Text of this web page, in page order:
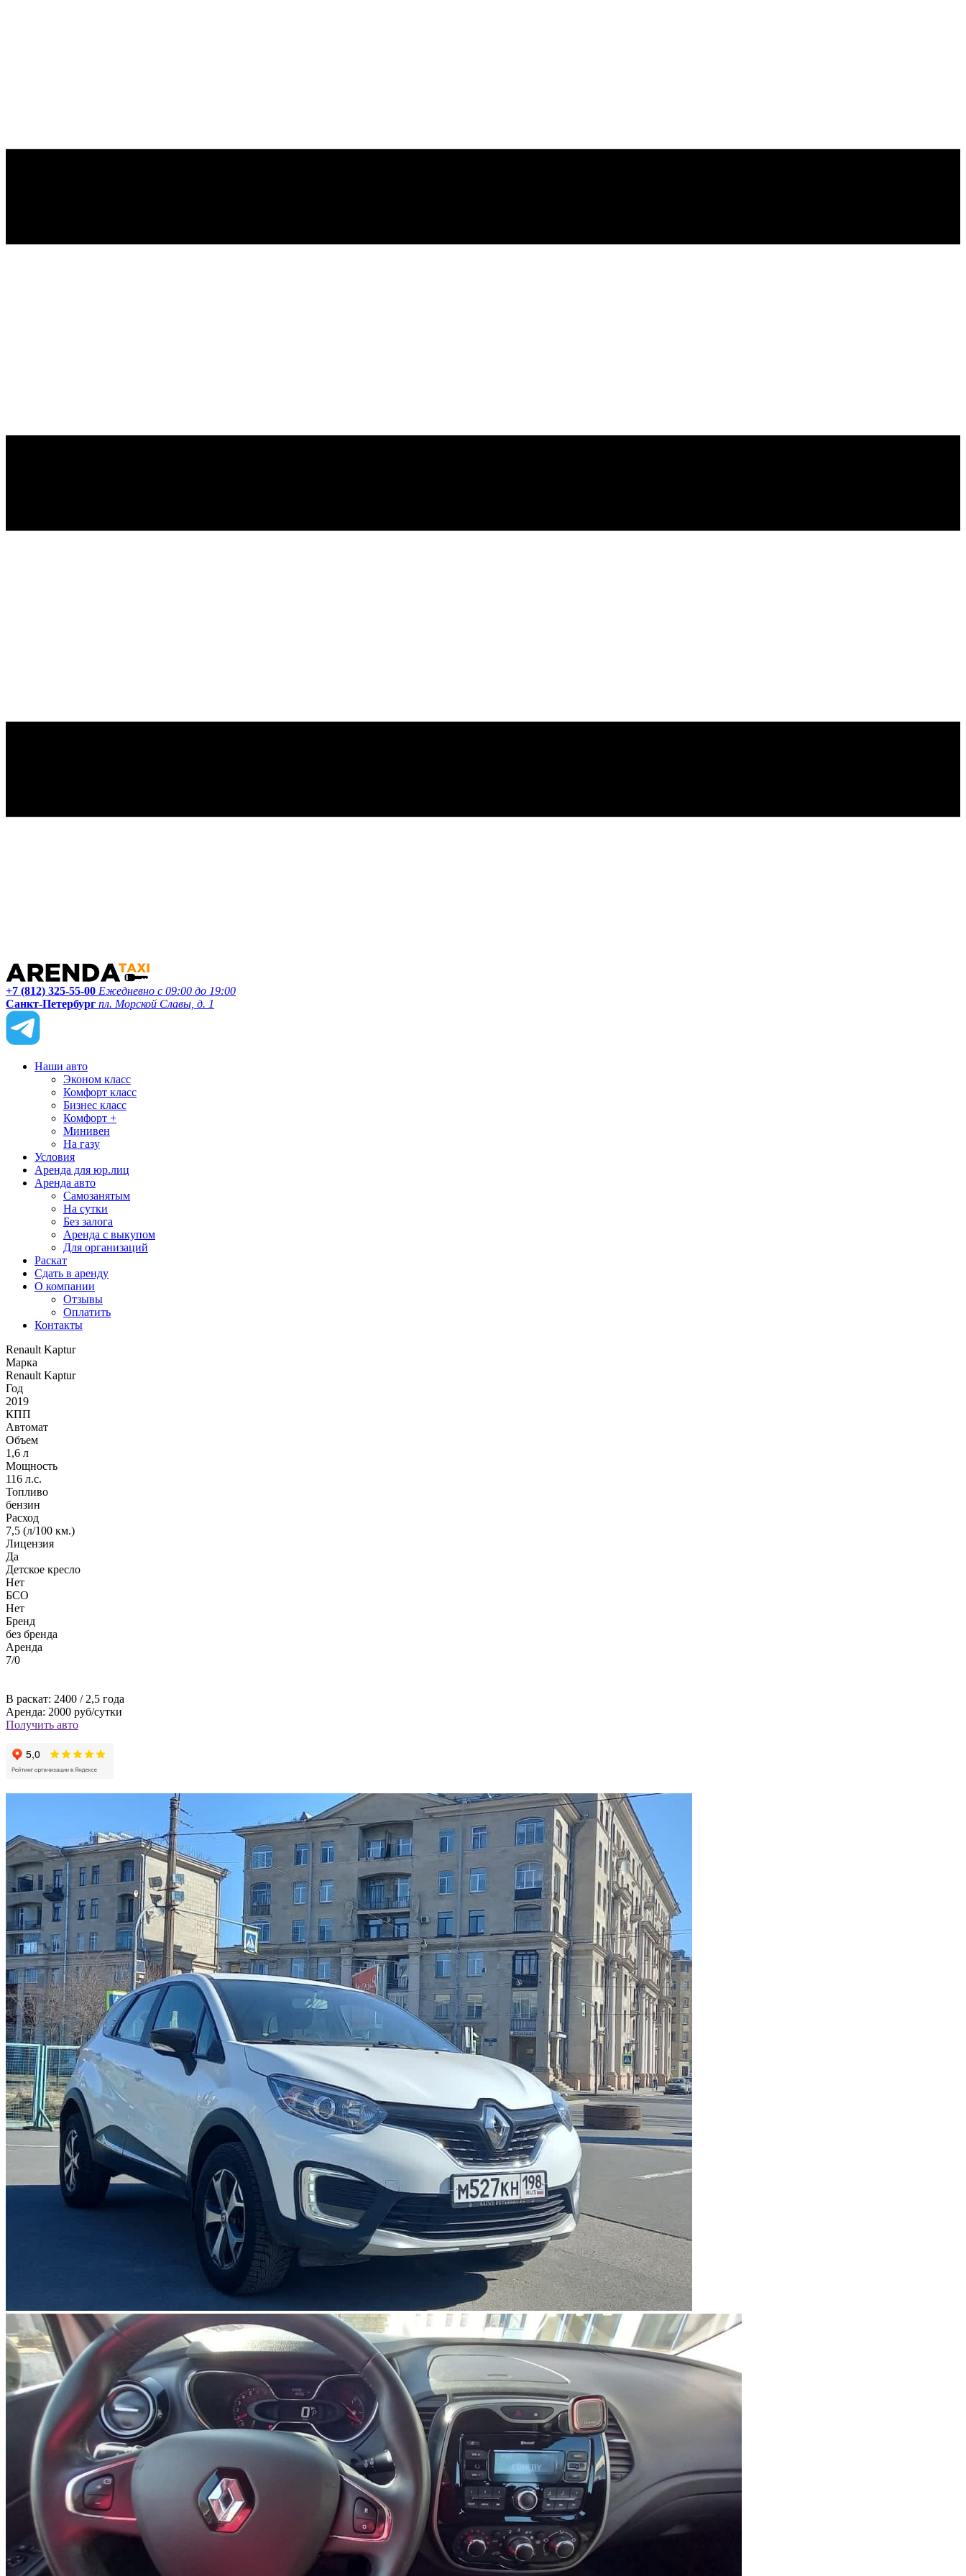
+7 (812) 325-55-00 Ежедневно с 09:00 до 19:00
Санкт-Петербург пл. Морской Славы, д. 1
Наши авто
Эконом класс
Комфорт класс
Бизнес класс
Комфорт +
Минивен
На газу
Условия
Аренда для юр.лиц
Аренда авто
Самозанятым
На сутки
Без залога
Аренда с выкупом
Для организаций
Раскат
Сдать в аренду
О компании
Отзывы
Оплатить
Контакты
Renault Kaptur
Марка
Renault Kaptur
Год
2019
КПП
Автомат
Объем
1,6 л
Мощность
116 л.с.
Топливо
бензин
Расход
7,5 (л/100 км.)
Лицензия
Да
Детское кресло
Нет
БСО
Нет
Бренд
без бренда
Аренда
7/0
В раскат: 2400 / 2,5 года
Аренда: 2000 руб/сутки
Получить авто